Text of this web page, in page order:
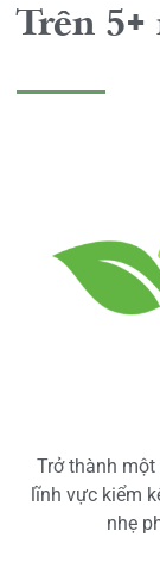
Trên
Trở thành
lĩnh vực kiểm
nhẹ